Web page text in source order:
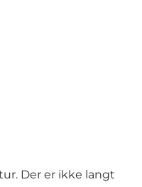
Der er ikke langt